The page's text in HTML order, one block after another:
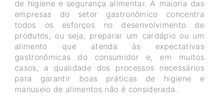
de higiene e segurança alimentar. A maioria das
empresas do setor gastronômico concentra
todos os esforços no desenvolvimento de
produtos, ou seja, preparar um cardápio ou um
alimento que atenda às expectativas
gastronômicas do consumidor e, em muitos
casos, a qualidade dos processos necessários
para garantir boas práticas de higiene e
manuseio de alimentos não é considerada.